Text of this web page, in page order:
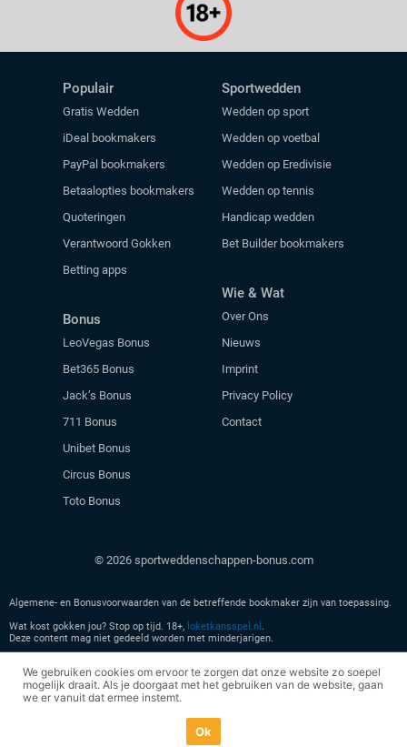
Populair
Gratis Wedden
iDeal bookmakers
PayPal bookmakers
Betaalopties bookmakers
Quoteringen
Verantwoord Gokken
Betting apps
Bonus
LeoVegas Bonus
Bet365 Bonus
Jack’s Bonus
711 Bonus
Unibet Bonus
Circus Bonus
Toto Bonus
Sportwedden
Wedden op sport
Wedden op voetbal
Wedden op Eredivisie
Wedden op tennis
Handicap wedden
Bet Builder bookmakers
Wie & Wat
Over Ons
Nieuws
Imprint
Privacy Policy
Contact
© 2026 sportweddenschappen-bonus.com
Algemene- en Bonusvoorwaarden van de betreffende bookmaker zijn van toepassing.
Wat kost gokken jou? Stop op tijd. 18+,
loketkansspel.nl
Deze content mag niet gedeeld worden met minderjarigen.
spelen.
We gebruiken cookies om ervoor te zorgen dat onze website zo soepel
mogelijk draait. Als je doorgaat met het gebruiken van de website, gaan
we er vanuit dat ermee instemt.
Ok